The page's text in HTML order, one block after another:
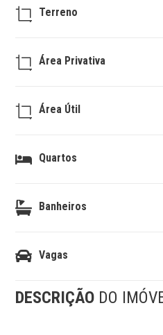
Terreno
Área Privativa
Área Útil
Quartos
Banheiros
Vagas
DESCRIÇÃO DO